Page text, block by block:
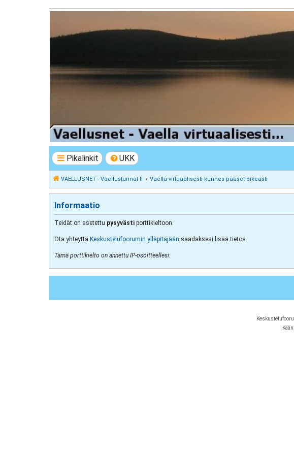
VAELLUSNET - Vaellusturinat II
Keskustelua vaeltamisesta ja Lapista
Pikalinkit UKK
VAELLUSNET - Vaellusturinat II Vaella virtuaalisesti kunnes pääset oikeasti
Informaatio
Teidät on asetettu pysyvästi porttikieltoon.
Ota yhteyttä Keskustelufoorumin ylläpitäjään saadaksesi lisää tietoa.
Tämä porttikielto on annettu IP-osoitteellesi.